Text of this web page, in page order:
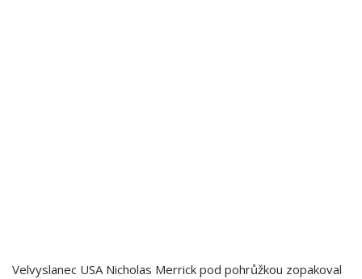
Velvyslanec USA Nicholas Merrick pod pohrůžkou zopakoval